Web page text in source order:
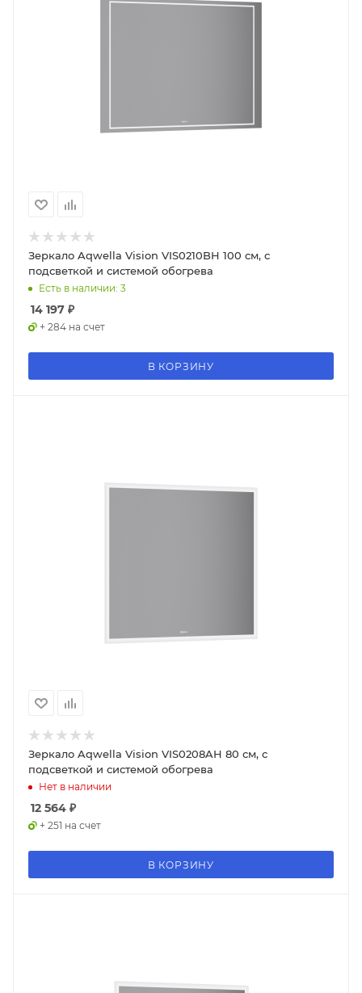
Зеркало Aqwella Vision VIS0210BH 100 см, с
подсветкой и системой обогрева
Есть в наличии: 3
14 197 ₽
+ 284 на счет
В КОРЗИНУ
Зеркало Aqwella Vision VIS0208AH 80 см, с
подсветкой и системой обогрева
Нет в наличии
12 564 ₽
+ 251 на счет
В КОРЗИНУ